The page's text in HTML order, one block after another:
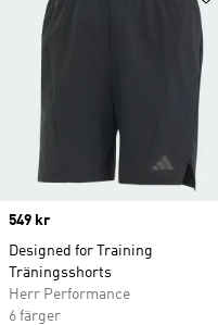
Price
549 kr
Designed for Training
Träningsshorts
Herr Performance
6 färger